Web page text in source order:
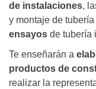
de instalaciones,
y montaje de
ensayos de tubería
Te enseñarán a
productos de
realizar la